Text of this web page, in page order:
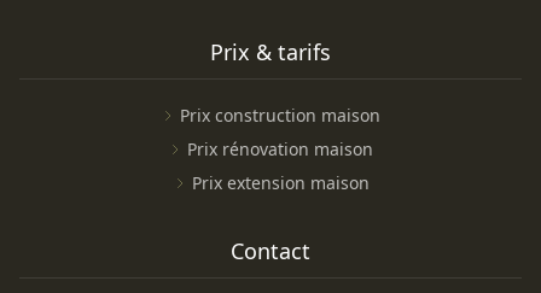
Prix & tarifs
Prix construction maison
Prix rénovation maison
Prix extension maison
Contact